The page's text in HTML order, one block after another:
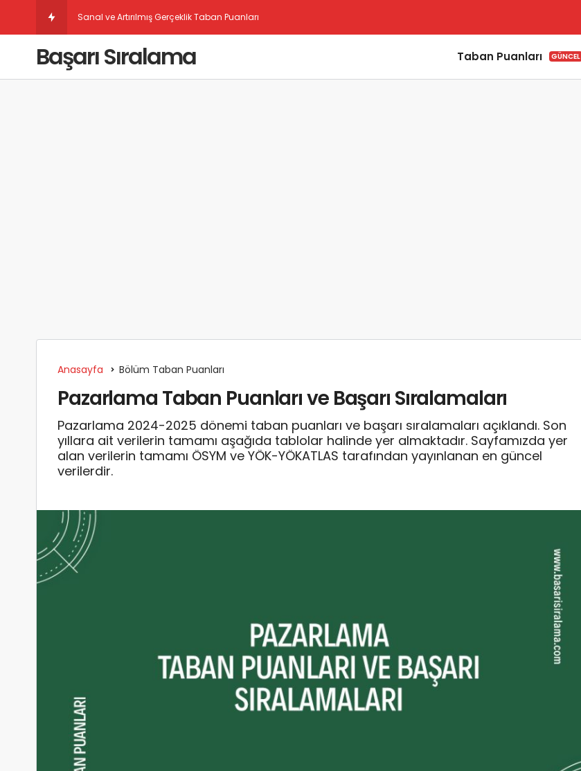
Sanal ve Artırılmış Gerçeklik Taban Puanları
Başarı Sıralama Taban Puanları GÜNCEL
Anasayfa Bölüm Taban Puanları
Pazarlama Taban Puanları ve Başarı Sıralamaları
Pazarlama 2024-2025 dönemi taban puanları ve başarı sıralamaları açıklandı. Son
yıllara ait verilerin tamamı aşağıda tablolar halinde yer almaktadır. Sayfamızda yer
alan verilerin tamamı ÖSYM ve YÖK-YÖKATLAS tarafından yayınlanan en güncel
verilerdir.